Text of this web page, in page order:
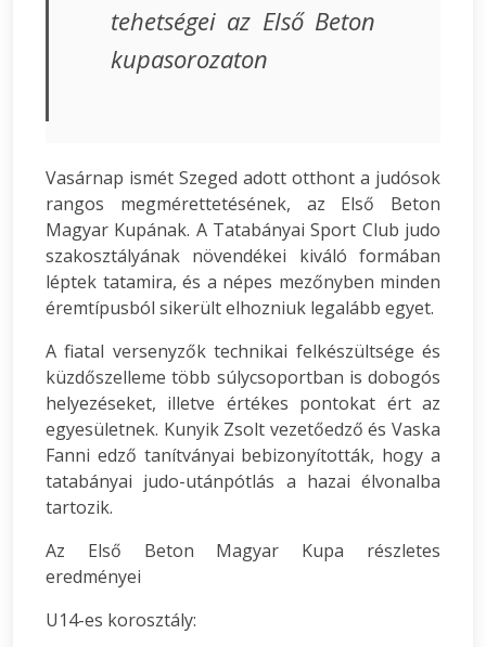
tehetségei az Első Beton
kupasorozaton
Vasárnap ismét Szeged adott otthont a judósok
rangos megmérettetésének, az Első Beton
Magyar Kupának. A Tatabányai Sport Club judo
szakosztályának növendékei kiváló formában
léptek tatamira, és a népes mezőnyben minden
éremtípusból sikerült elhozniuk legalább egyet.
A fiatal versenyzők technikai felkészültsége és
küzdőszelleme több súlycsoportban is dobogós
helyezéseket, illetve értékes pontokat ért az
egyesületnek. Kunyik Zsolt vezetőedző és Vaska
Fanni edző tanítványai bebizonyították, hogy a
tatabányai judo-utánpótlás a hazai élvonalba
tartozik.
Az Első Beton Magyar Kupa részletes
eredményei
U14-es korosztály: